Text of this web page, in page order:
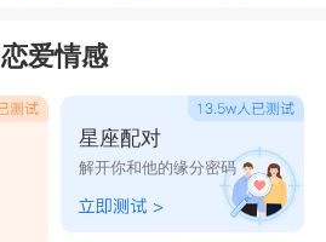
恋爱情感
星座配对
解开你和他的缘分密码